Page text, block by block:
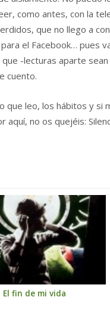
como antes, con la
que no llego a
el Facebook… pues
-lecturas aparte
cuento.
que leo, los hábitos y si
no os quejéis:
El fin de mi vida